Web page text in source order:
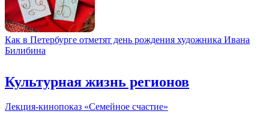
Как в Петербурге отметят день рождения художника Ивана
Билибина
Культурная жизнь регионов
Лекция-кинопоказ «Семейное счастие»